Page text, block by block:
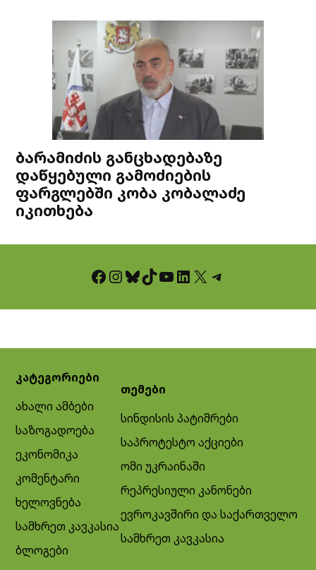
ბარამიძის განცხადებაზე
დაწყებული გამოძიების
ფარგლებში კობა კობალაძე
იკითხება
Facebook InstagramBluesky TikTok YouTube LinkedIn X Telegram
კატეგორიები
ახალი ამბები
საზოგადოება
ეკონომიკა
კომენტარი
ხელოვნება
სამხრეთ კავკასია
ბლოგები
თემები
სინდისის პატიმრები
საპროტესტო აქციები
ომი უკრაინაში
რეპრესიული კანონები
ევროკავშირი და საქართველო
სამხრეთ კავკასია